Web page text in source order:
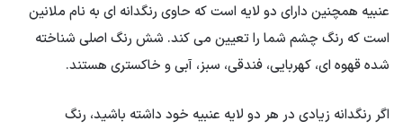
عنبیه همچنین دارای دو لایه است که حاوی رنگدانه ای به نام ملانین
است که رنگ چشم شما را تعیین می کند. شش رنگ اصلی شناخته
شده قهوه ای، کهربایی، فندقی، سبز، آبی و خاکستری هستند.
اگر رنگدانه زیادی در هر دو لایه عنبیه خود داشته باشید، رنگ